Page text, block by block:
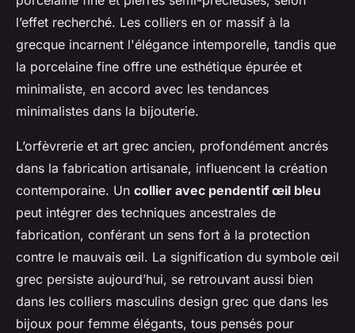
l’effet recherché. Les colliers en or massif à la
grecque incarnent l'élégance intemporelle, tandis que
la porcelaine fine offre une esthétique épurée et
minimaliste, en accord avec les tendances
minimalistes dans la bijouterie.
L’orfèvrerie et art grec ancien, profondément ancrés
dans la fabrication artisanale, influencent la création
contemporaine. Un collier avec pendentif œil bleu
peut intégrer des techniques ancestrales de
fabrication, conférant un sens fort à la protection
contre le mauvais œil. La signification du symbole œil
grec persiste aujourd’hui, se retrouvant aussi bien
dans les colliers masculins design grec que dans les
bijoux pour femme élégants, tous pensés pour